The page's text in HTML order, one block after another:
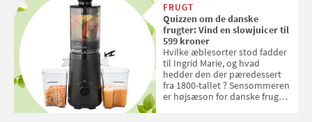
FRUGT
Quizzen om de danske
frugter: Vind en slowjuicer til
599 kroner
Hvilke æblesorter stod fadder
til Ingrid Marie, og hvad
hedder den der pæredessert
fra 1800-tallet ? Sensommeren
er højsæson for danske fruger,